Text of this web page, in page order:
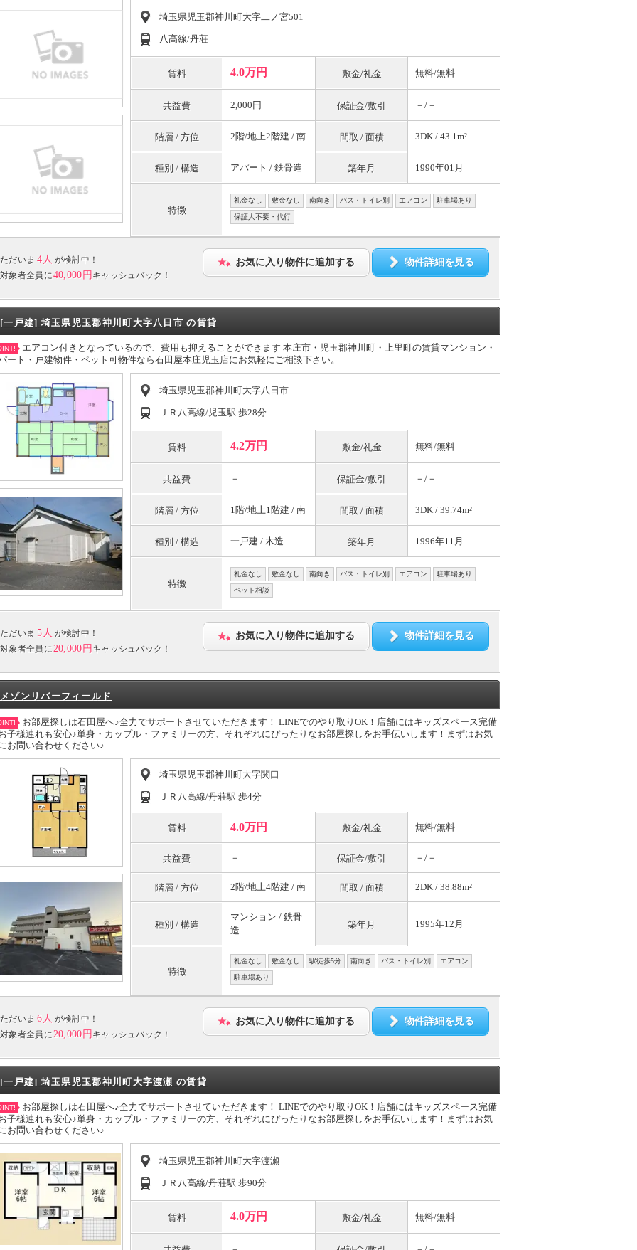
埼玉県児玉郡神川町大字二ノ宮501
八高線/丹荘
賃料 4.0万円 敷金/礼金 無料/無料
共益費 2,000円 保証金/敷引 －/－
階層 / 方位 2階/地上2階建 / 南 間取 / 面積 3DK / 43.1m²
種別 / 構造 アパート / 鉄骨造 築年月 1990年01月
特徴
礼金なし 敷金なし 南向き バス・トイレ別 エアコン 駐車場あり
保証人不要・代行
ただいま 4人 が検討中！
対象者全員に40,000円 キャッシュバック！
お気に入り物件に追加する 物件詳細を見る
[一戸建] 埼玉県児玉郡神川町大字八日市 の賃貸
エアコン付きとなっているので、費用も抑えることができます 本庄市・児玉郡神川町・上里町の賃貸マンション・
ート・戸建物件・ペット可物件なら石田屋本庄児玉店にお気軽にご相談下さい。
埼玉県児玉郡神川町大字八日市
ＪＲ八高線/児玉駅 歩28分
賃料 4.2万円 敷金/礼金 無料/無料
共益費 － 保証金/敷引 －/－
階層 / 方位 1階/地上1階建 / 南 間取 / 面積 3DK / 39.74m²
種別 / 構造 一戸建 / 木造 築年月 1996年11月
特徴
礼金なし 敷金なし 南向き バス・トイレ別 エアコン 駐車場あり
ペット相談
ただいま 5人 が検討中！
対象者全員に20,000円 キャッシュバック！
お気に入り物件に追加する 物件詳細を見る
メゾンリバーフィールド
お部屋探しは石田屋へ♪全力でサポートさせていただきます！ LINEでのやり取りOK！店舗にはキッズスペース完備
子様連れも安心♪単身・カップル・ファミリーの方、それぞれにぴったりなお部屋探しをお手伝いします！まずはお気
お問い合わせください♪
埼玉県児玉郡神川町大字関口
ＪＲ八高線/丹荘駅 歩4分
賃料 4.0万円 敷金/礼金 無料/無料
共益費 － 保証金/敷引 －/－
階層 / 方位 2階/地上4階建 / 南 間取 / 面積 2DK / 38.88m²
種別 / 構造
マンション / 鉄骨
造
築年月 1995年12月
特徴
礼金なし 敷金なし 駅徒歩5分 南向き バス・トイレ別 エアコン
駐車場あり
ただいま 6人 が検討中！
対象者全員に 20,000円 キャッシュバック！
お気に入り物件に追加する 物件詳細を見る
[一戸建] 埼玉県児玉郡神川町大字渡瀬 の賃貸
お部屋探しは石田屋へ♪全力でサポートさせていただきます！ LINEでのやり取りOK！店舗にはキッズスペース完備
子様連れも安心♪単身・カップル・ファミリーの方、それぞれにぴったりなお部屋探しをお手伝いします！まずはお気
お問い合わせください♪
埼玉県児玉郡神川町大字渡瀬
ＪＲ八高線/丹荘駅 歩90分
賃料 4.0万円 敷金/礼金 無料/無料